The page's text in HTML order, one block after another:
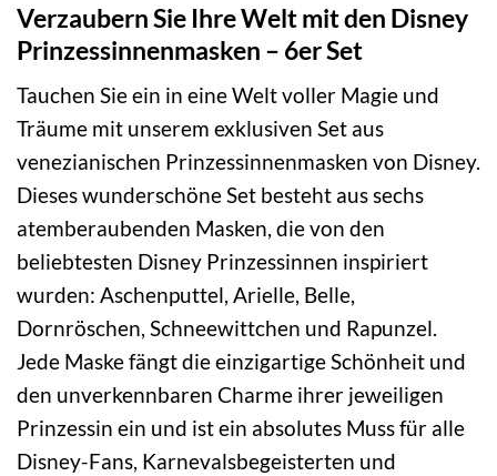
Verzaubern Sie Ihre Welt mit den Disney
Prinzessinnenmasken – 6er Set
Tauchen Sie ein in eine Welt voller Magie und
Träume mit unserem exklusiven Set aus
venezianischen Prinzessinnenmasken von Disney.
Dieses wunderschöne Set besteht aus sechs
atemberaubenden Masken, die von den
beliebtesten Disney Prinzessinnen inspiriert
wurden: Aschenputtel, Arielle, Belle,
Dornröschen, Schneewittchen und Rapunzel.
Jede Maske fängt die einzigartige Schönheit und
den unverkennbaren Charme ihrer jeweiligen
Prinzessin ein und ist ein absolutes Muss für alle
Disney-Fans, Karnevalsbegeisterten und